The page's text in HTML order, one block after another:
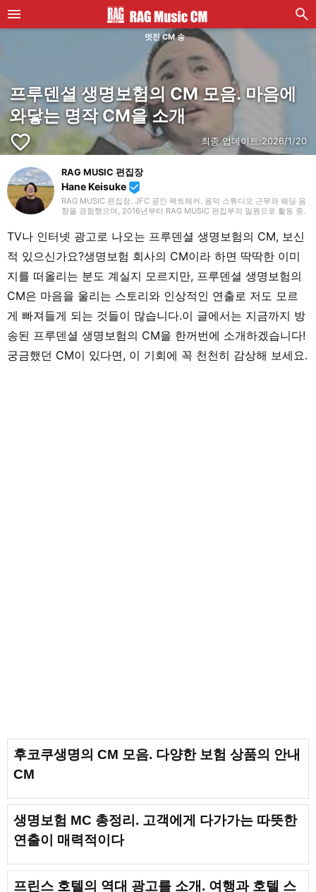
멋진 CM 송
프루덴셜 생명보험의 CM 모음. 마음에
와닿는 명작 CM을 소개
favorite_border 최종 업데이트:2026/1/20
RAG MUSIC 편집장
Hane Keisuke beenhere
RAG MUSIC 편집장. JFC 공인 팩트체커. 음악 스튜디오 근무와 웨딩 음
향을 경험했으며, 2016년부터 RAG MUSIC 편집부의 일원으로 활동 중.
후에는 밴드에서 드럼 등 다양한 악기를 경험. 각종 곡 소개 글을 비롯해,
각지의 음악 페스티벌 소개 기사와 라이브 리포트 등, 자신의 음악 활동
과 지금까지의 업무로 쌓아 온 경험을 바탕으로 매일 기사를 제작하고 있
습니다. 음악은 국내외 록은 물론, 최근에는 J-POP도 폭넓게 즐겨 듣습
니다.
TV나 인터넷 광고로 나오는 프루덴셜 생명보험의 CM, 보신
적 있으신가요?생명보험 회사의 CM이라 하면 딱딱한 이미
지를 떠올리는 분도 계실지 모르지만, 프루덴셜 생명보험의
CM은 마음을 울리는 스토리와 인상적인 연출로 저도 모르
게 빠져들게 되는 것들이 많습니다.이 글에서는 지금까지 방
송된 프루덴셜 생명보험의 CM을 한꺼번에 소개하겠습니다!
궁금했던 CM이 있다면, 이 기회에 꼭 천천히 감상해 보세요.
후코쿠생명의 CM 모음. 다양한 보험 상품의 안내
CM
생명보험 MC 총정리. 고객에게 다가가는 따뜻한
연출이 매력적이다
프린스 호텔의 역대 광고를 소개. 여행과 호텔 스